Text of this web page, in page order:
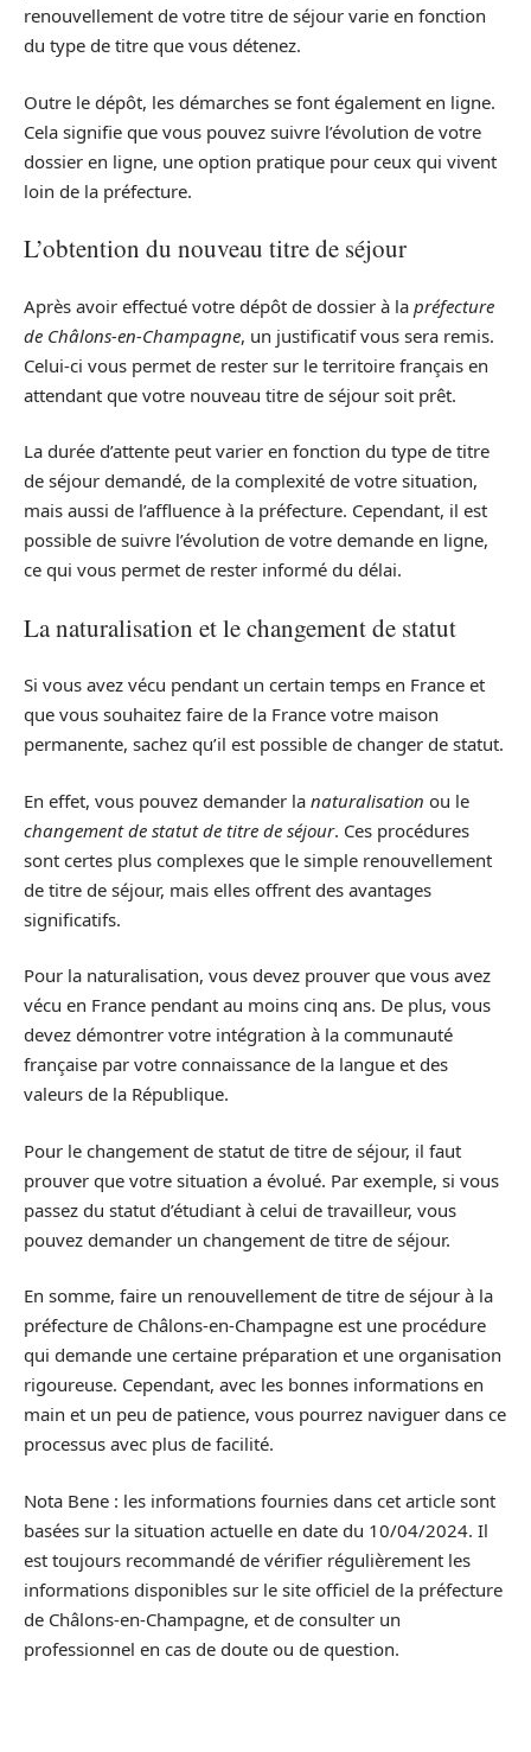
renouvellement de votre titre de séjour varie en fonction
du type de titre que vous détenez.
Outre le dépôt, les démarches se font également en ligne.
Cela signifie que vous pouvez suivre l’évolution de votre
dossier en ligne, une option pratique pour ceux qui vivent
loin de la préfecture.
L’obtention du nouveau titre de séjour
Après avoir effectué votre dépôt de dossier à la préfecture
de Châlons-en-Champagne, un justificatif vous sera remis.
Celui-ci vous permet de rester sur le territoire français en
attendant que votre nouveau titre de séjour soit prêt.
La durée d’attente peut varier en fonction du type de titre
de séjour demandé, de la complexité de votre situation,
mais aussi de l’affluence à la préfecture. Cependant, il est
possible de suivre l’évolution de votre demande en ligne,
ce qui vous permet de rester informé du délai.
La naturalisation et le changement de statut
Si vous avez vécu pendant un certain temps en France et
que vous souhaitez faire de la France votre maison
permanente, sachez qu’il est possible de changer de statut.
En effet, vous pouvez demander la naturalisation ou le
changement de statut de titre de séjour. Ces procédures
sont certes plus complexes que le simple renouvellement
de titre de séjour, mais elles offrent des avantages
significatifs.
Pour la naturalisation, vous devez prouver que vous avez
vécu en France pendant au moins cinq ans. De plus, vous
devez démontrer votre intégration à la communauté
française par votre connaissance de la langue et des
valeurs de la République.
Pour le changement de statut de titre de séjour, il faut
prouver que votre situation a évolué. Par exemple, si vous
passez du statut d’étudiant à celui de travailleur, vous
pouvez demander un changement de titre de séjour.
En somme, faire un renouvellement de titre de séjour à la
préfecture de Châlons-en-Champagne est une procédure
qui demande une certaine préparation et une organisation
rigoureuse. Cependant, avec les bonnes informations en
main et un peu de patience, vous pourrez naviguer dans ce
processus avec plus de facilité.
Nota Bene : les informations fournies dans cet article sont
basées sur la situation actuelle en date du 10/04/2024. Il
est toujours recommandé de vérifier régulièrement les
informations disponibles sur le site officiel de la préfecture
de Châlons-en-Champagne, et de consulter un
professionnel en cas de doute ou de question.